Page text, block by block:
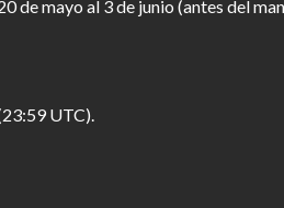
de mayo al 3 de junio (antes del
UTC).